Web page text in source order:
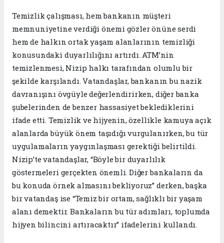
Temizlik çalışması, hem bankanın müşteri
memnuniyetine verdiği önemi gözler önüne serdi
hem de halkın ortak yaşam alanlarının temizliği
konusundaki duyarlılığını artırdı. ATM’nin
temizlenmesi, Nizip halkı tarafından olumlu bir
şekilde karşılandı. Vatandaşlar, bankanın bu nazik
davranışını övgüyle değerlendirirken, diğer banka
şubelerinden de benzer hassasiyet beklediklerini
ifade etti. Temizlik ve hijyenin, özellikle kamuya açık
alanlarda büyük önem taşıdığı vurgulanırken, bu tür
uygulamaların yaygınlaşması gerektiği belirtildi.
Nizip’te vatandaşlar, “Böyle bir duyarlılık
göstermeleri gerçekten önemli. Diğer bankaların da
bu konuda örnek almasını bekliyoruz” derken, başka
bir vatandaş ise “Temiz bir ortam, sağlıklı bir yaşam
alanı demektir. Bankaların bu tür adımları, toplumda
hijyen bilincini artıracaktır” ifadelerini kullandı.